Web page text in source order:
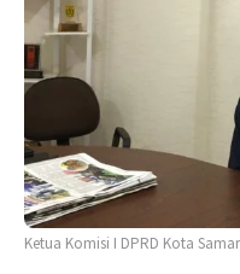
Ketua Komisi I DPRD Kota